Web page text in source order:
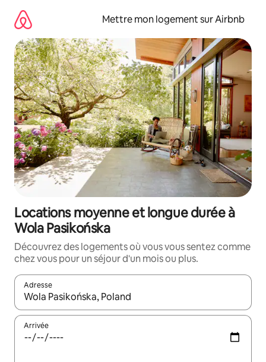
directement
contenu
Mettre mon logement sur Airbnb
Locations moyenne et longue durée à
Wola Pasikońska
Découvrez des logements où vous vous sentez comme
chez vous pour un séjour d'un mois ou plus.
Adresse
Lorsque les résultats s'affichent, utilisez les flèches vers le
Arrivée